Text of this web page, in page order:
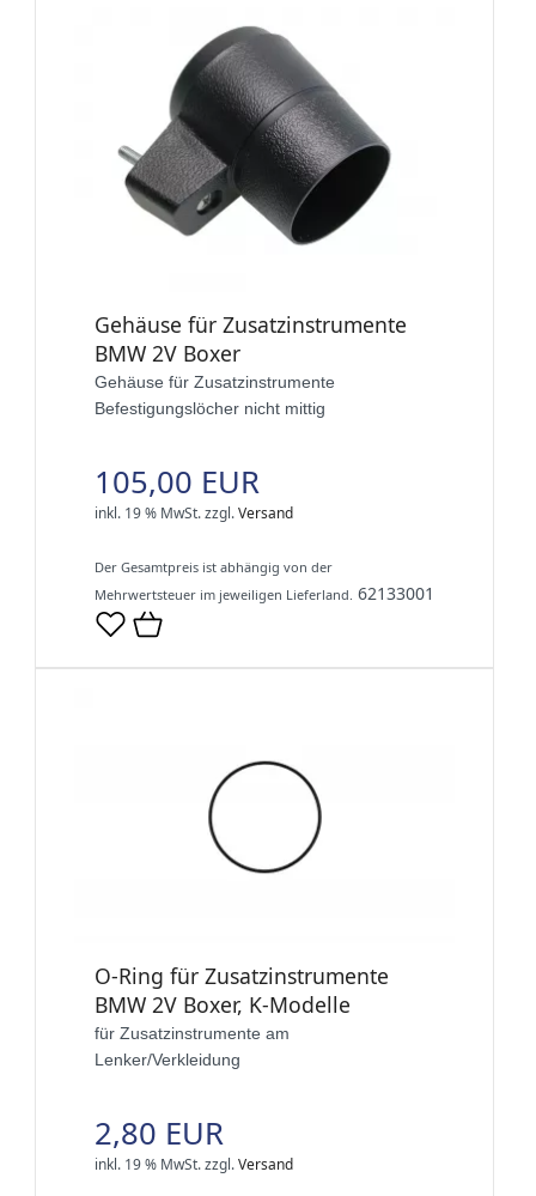
Gehäuse für Zusatzinstrumente
BMW 2V Boxer
Gehäuse für Zusatzinstrumente
Befestigungslöcher nicht mittig
105,00 EUR
inkl. 19 % MwSt.zzgl.Versand
Der Gesamtpreis ist abhängig von der
Mehrwertsteuer im jeweiligen Lieferland. 62133001
O-Ring für Zusatzinstrumente
BMW 2V Boxer, K-Modelle
für Zusatzinstrumente am
Lenker/Verkleidung
2,80 EUR
inkl. 19 % MwSt.zzgl.Versand